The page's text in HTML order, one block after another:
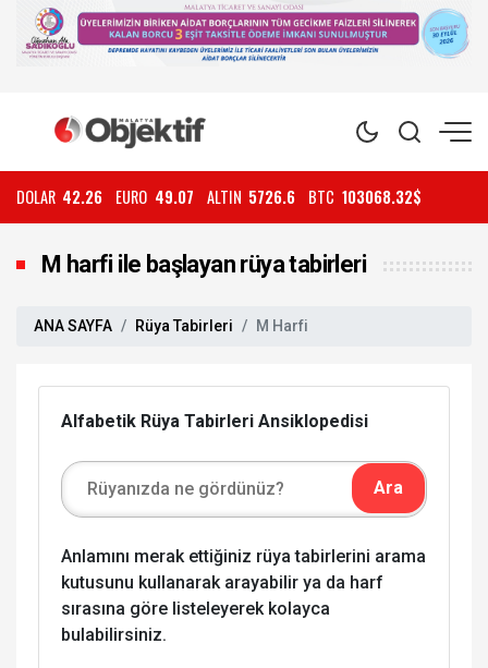
DOLAR 42.26 EURO 49.07 ALTIN 5726.6 BTC 103068.32$
M harfi ile başlayan rüya tabirleri
ANA SAYFA Rüya Tabirleri M Harfi
Alfabetik Rüya Tabirleri Ansiklopedisi
Anlamını merak ettiğiniz rüya tabirlerini arama
kutusunu kullanarak arayabilir ya da harf
sırasına göre listeleyerek kolayca
bulabilirsiniz.